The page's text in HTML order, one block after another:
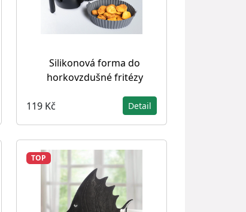
Silikonová forma do
horkovzdušné fritézy
119 Kč Detail
TOP